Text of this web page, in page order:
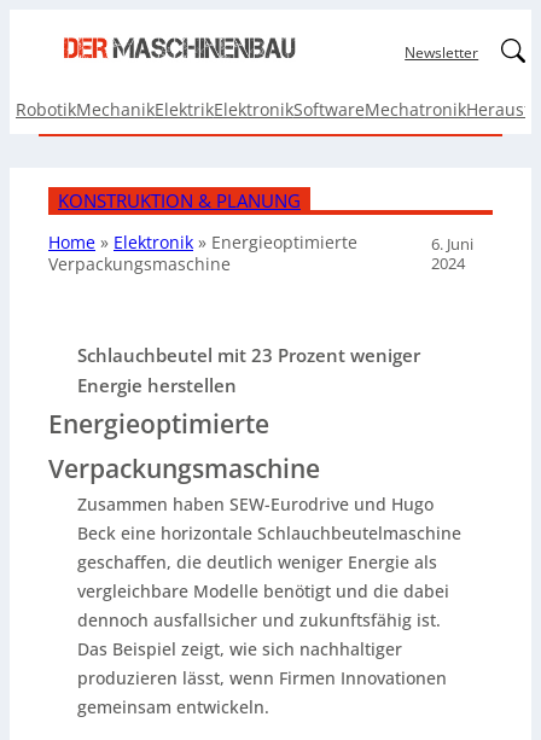
Newsletter
RobotikMechanikElektrikElektronikSoftwareMechatronik
KONSTRUKTION & PLANUNG
Home » Elektronik » Energieoptimierte
Verpackungsmaschine
6. Juni
2024
Schlauchbeutel mit 23 Prozent weniger
Energie herstellen
Energieoptimierte
Verpackungsmaschine
Zusammen haben SEW-Eurodrive und Hugo
Beck eine horizontale Schlauchbeutelmaschine
geschaffen, die deutlich weniger Energie als
vergleichbare Modelle benötigt und die dabei
dennoch ausfallsicher und zukunftsfähig ist.
Das Beispiel zeigt, wie sich nachhaltiger
produzieren lässt, wenn Firmen Innovationen
gemeinsam entwickeln.